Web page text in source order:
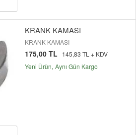
KRANK KAMASI
KRANK KAMASI
175,00 TL
145,83 TL + KDV
Yeni Ürün Aynı Gün Kargo